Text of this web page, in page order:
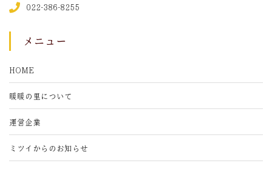
022-386-8255
メニュー
HOME
暖暖の里について
運営企業
ミツイからのお知らせ